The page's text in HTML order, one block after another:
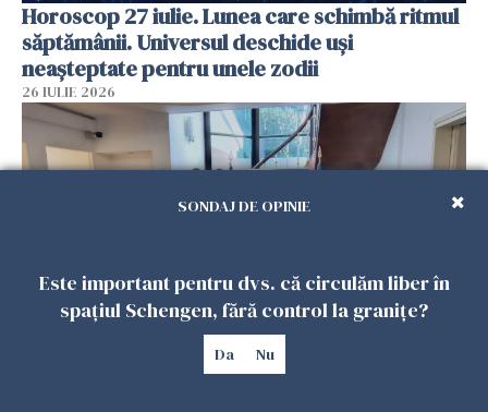
Horoscop 27 iulie. Lunea care schimbă ritmul
săptămânii. Universul deschide uși
neașteptate pentru unele zodii
26 IULIE 2026
Accidente, spitalizare sau alte urgențe?
SONDAJ DE OPINIE
Este important pentru dvs. că circulăm liber în
spațiul Schengen, fără control la granițe?
Da Nu